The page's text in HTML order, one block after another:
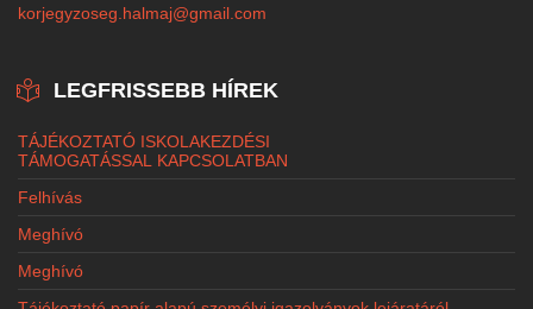
korjegyzoseg.halmaj@gmail.com
LEGFRISSEBB HÍREK
TÁJÉKOZTATÓ ISKOLAKEZDÉSI
TÁMOGATÁSSAL KAPCSOLATBAN
Felhívás
Meghívó
Meghívó